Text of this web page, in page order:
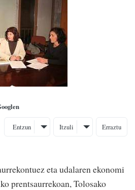
Entzun Itzuli Erraztu
eta udalaren ekonomi
prentsaurrekoan, Tolosako